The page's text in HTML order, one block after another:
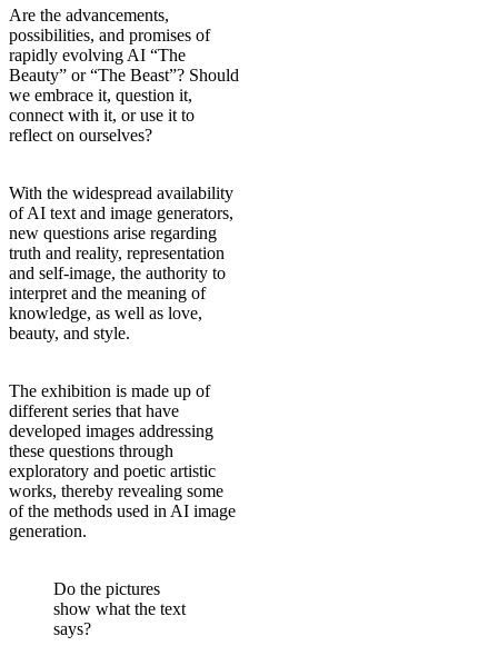
Are the advancements,
possibilities, and promises of
rapidly evolving AI “The
Beauty” or “The Beast”? Should
we embrace it, question it,
connect with it, or use it to
reflect on ourselves?
With the widespread availability
of AI text and image generators,
new questions arise regarding
truth and reality, representation
and self-image, the authority to
interpret and the meaning of
knowledge, as well as love,
beauty, and style.
The exhibition is made up of
different series that have
developed images addressing
these questions through
exploratory and poetic artistic
works, thereby revealing some
of the methods used in AI image
generation.
Do the pictures
show what the text
says?